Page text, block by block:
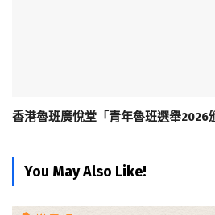
香港魯班廣悅堂「青年魯班選舉2026
You May Also Like!